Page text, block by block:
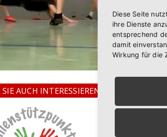
AUCH INTERESSIEREN
Diese Seite
ihre Dienste
entsprechend
damit
Wirkung für die